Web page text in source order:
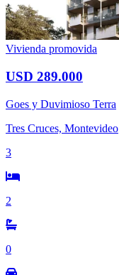
Vivienda promovida
USD 289.000
Goes y Duvimioso Terra
Tres Cruces, Montevideo
3
2
0